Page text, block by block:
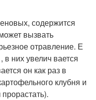
содержится
вызвать
отравление. Е
в них увелич вается
он как раз в
клубня и